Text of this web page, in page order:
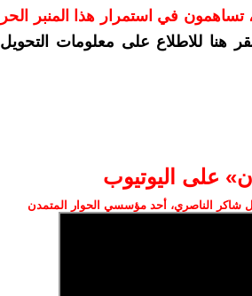
تساهمون في استمرار هذا المنبر الحر
هنا للاطلاع على معلومات التحويل
على اليوتيوب
شاكر الناصري، أحد مؤسسي الحوار المتمدن